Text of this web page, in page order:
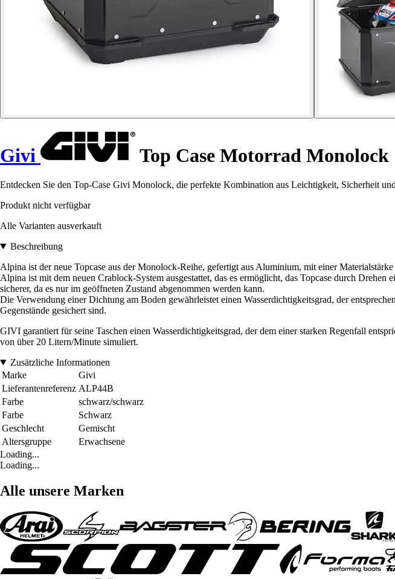
Givi Top Case Motorrad Monolock
Entdecken Sie den Top-Case Givi Monolock, die perfekte Kombination aus Leichtigkeit, Sicherheit
Produkt nicht verfügbar
Alle Varianten ausverkauft
Beschreibung
Alpina ist der neue Topcase aus der Monolock-Reihe, gefertigt aus Aluminium, mit einer
Alpina ist mit dem neuen Crablock-System ausgestattet, das es ermöglicht, das Topcase durch
sicherer, da es nur im geöffneten Zustand abgenommen werden kann.
Die Verwendung einer Dichtung am Boden gewährleistet einen Wasserdichtigkeitsgrad, der
Gegenstände gesichert sind.
GIVI garantiert für seine Taschen einen Wasserdichtigkeitsgrad, der dem einer starken Regenfall
von über 20 Litern/Minute simuliert.
Zusätzliche Informationen
Marke
Givi
Lieferantenreferenz ALP44B
Farbe
schwarz/schwarz
Farbe
Schwarz
Geschlecht
Gemischt
Altersgruppe
Erwachsene
Loading...
Loading...
Alle unsere Marken